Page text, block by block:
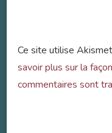
Ce site utilise
savoir plus sur la
commentaires sont